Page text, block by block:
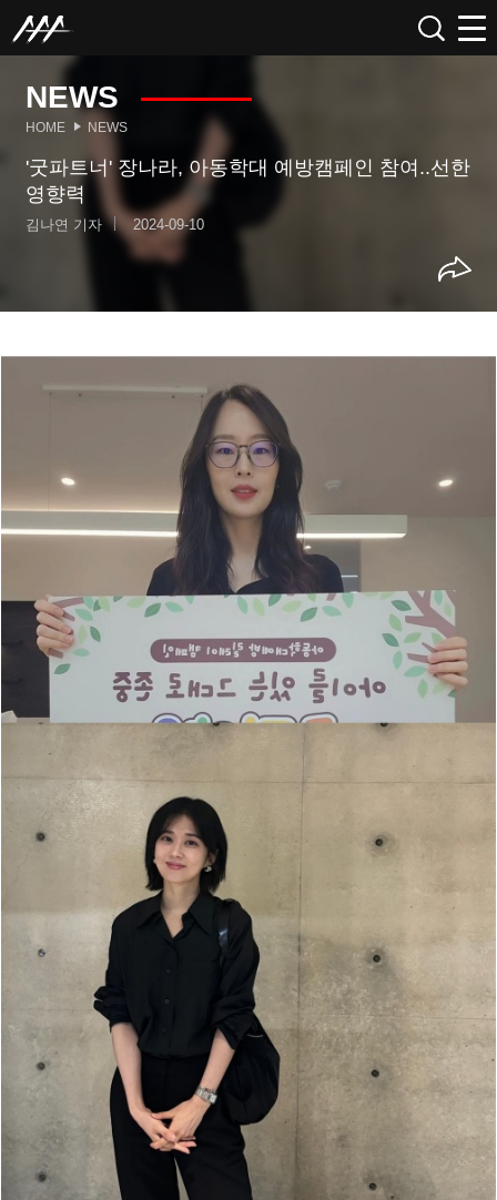
NEWS
HOME NEWS
'굿파트너' 장나라, 아동학대 예방캠페인 참여..선한
영향력
김나연 기자 2024-09-10